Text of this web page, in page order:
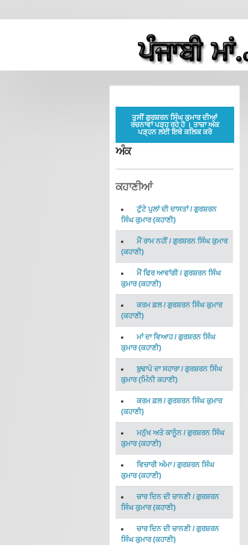
ਤੁਸੀਂ ਗੁਰਸ਼ਰਨ ਸਿੰਘ ਕੁਮਾਰ ਦੀਆਂ
ਰਚਨਾਵਾਂ ਪੜ੍ਹ ਰਹੇ ਹੋ । ਤਾਜ਼ਾ ਅੰਕ
ਪੜ੍ਹਨ ਲਈ ਇਥੇ ਕਲਿਕ ਕਰੋ
ਅੰਕ
ਕਹਾਣੀਆਂ
ਟੁੱਟੇ ਪੁਲਾਂ ਦੀ ਦਾਸਤਾਂ/ਗੁਰਸ਼ਰਨ
ਸਿੰਘ ਕੁਮਾਰ(ਕਹਾਣੀ)
ਮੈਂ ਰਾਮ ਨਹੀਂ/ ਗੁਰਸ਼ਰਨ ਸਿੰਘ ਕੁਮਾਰ
(ਕਹਾਣੀ)
ਮੈਂ ਫਿਰ ਆਵਾਂਗੀ/ਗੁਰਸ਼ਰਨ ਸਿੰਘ
ਕੁਮਾਰ(ਕਹਾਣੀ)
ਕਰਮ ਫ਼ਲ/ ਗੁਰਸ਼ਰਨ ਸਿੰਘ ਕੁਮਾਰ
(ਕਹਾਣੀ)
ਮਾਂ ਦਾ ਵਿਆਹ/ਗੁਰਸ਼ਰਨ ਸਿੰਘ
ਕੁਮਾਰ(ਕਹਾਣੀ)
ਬੁਢਾਪੇ ਦਾ ਸਹਾਰਾ/ ਗੁਰਸ਼ਰਨ ਸਿੰਘ
ਕੁਮਾਰ(ਮਿੰਨੀ ਕਹਾਣੀ)
ਕਰਮ ਫ਼ਲ/ਗੁਰਸ਼ਰਨ ਸਿੰਘ ਕੁਮਾਰ
(ਕਹਾਣੀ)
ਮਨੁੱਖ ਅਤੇ ਕਾਨੂੰਨ/ ਗੁਰਸ਼ਰਨ ਸਿੰਘ
ਕੁਮਾਰ(ਕਹਾਣੀ)
ਵਿਚਾਰੀ ਅੰਮਾ/ਗੁਰਸ਼ਰਨ ਸਿੰਘ
ਕੁਮਾਰ(ਕਹਾਣੀ)
ਚਾਰ ਦਿਨ ਦੀ ਚਾਨਣੀ/ ਗੁਰਸ਼ਰਨ
ਸਿੰਘ ਕੁਮਾਰ(ਕਹਾਣੀ)
ਚਾਰ ਦਿਨ ਦੀ ਚਾਨਣੀ/ਗੁਰਸ਼ਰਨ
ਸਿੰਘ ਕੁਮਾਰ(ਕਹਾਣੀ)